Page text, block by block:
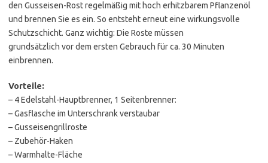
den Gusseisen-Rost regelmäßig mit hoch erhitzbarem Pflanzenöl
und brennen Sie es ein. So entsteht erneut eine wirkungsvolle
Schutzschicht. Ganz wichtig: Die Roste müssen
grundsätzlich vor dem ersten Gebrauch für ca. 30 Minuten
einbrennen.
Vorteile:
– 4 Edelstahl-Hauptbrenner, 1 Seitenbrenner:
– Gasflasche im Unterschrank verstaubar
– Gusseisengrillroste
– Zubehör-Haken
– Warmhalte-Fläche